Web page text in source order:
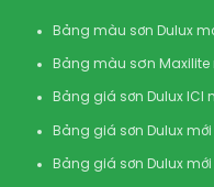
Bảng màu sơn Dulux
Bảng màu sơn Maxilite
Bảng giá sơn Dulux ICI
Bảng giá sơn Dulux mới
Bảng giá sơn Dulux mới